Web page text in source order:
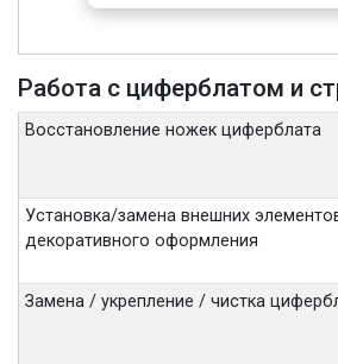
Работа с циферблатом и
Восстановление ножек циферблата
Установка/замена внешних
декоративного оформления
Замена / укрепление / чистка